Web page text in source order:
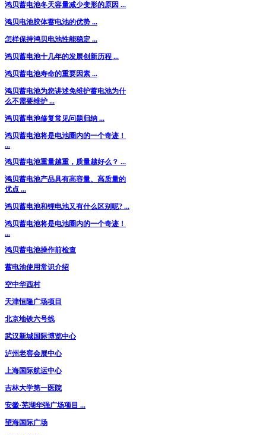
鸿贝蓄电池冬天容量减少变形的原因 ...
鸿贝电池胶体蓄电池的优势 ...
怎样保持鸿贝电池性能稳定 ...
鸿贝蓄电池十几年的发展创新历程 ...
鸿贝蓄电池寿命的重要因素 ...
鸿贝蓄电池为您讲述免维护蓄电池为什
么不需要维护 ...
鸿贝蓄电池修复常见问题归纳 ...
鸿贝蓄电池将是电池圈内的一个奇迹！
...
鸿贝蓄电池重量越重，质量越好么？ ...
鸿贝蓄电池产品具有高容量、高质量的
优点 ...
鸿贝蓄电池和锂电池又有什么区别呢? ...
鸿贝蓄电池将是电池圈内的一个奇迹！
...
鸿贝蓄电池操作前检查
蓄电池使用常识介绍
空中华西村
天津恒隆广场项目
北京地铁六号线
武汉新城国际博览中心
泸州老窖会展中心
上海国际航运中心
吉林大学第一医院
安徽·芜湖华强广场项目 ...
望海国际广场